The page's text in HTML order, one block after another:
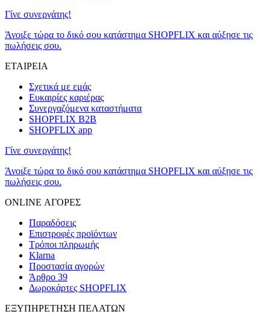
Γίνε συνεργάτης!
Άνοιξε τώρα το δικό σου κατάστημα SHOPFLIX και αύξησε τις
πωλήσεις σου.
ΕΤΑΙΡΕΙΑ
Σχετικά με εμάς
Ευκαιρίες καριέρας
Συνεργαζόμενα καταστήματα
SHOPFLIX B2B
SHOPFLIX app
Γίνε συνεργάτης!
Άνοιξε τώρα το δικό σου κατάστημα SHOPFLIX και αύξησε τις
πωλήσεις σου.
ONLINE ΑΓΟΡΕΣ
Παραδόσεις
Επιστροφές προϊόντων
Τρόποι πληρωμής
Klarna
Προστασία αγορών
Άρθρο 39
Δωροκάρτες SHOPFLIX
ΕΞΥΠΗΡΕΤΗΣΗ ΠΕΛΑΤΩΝ